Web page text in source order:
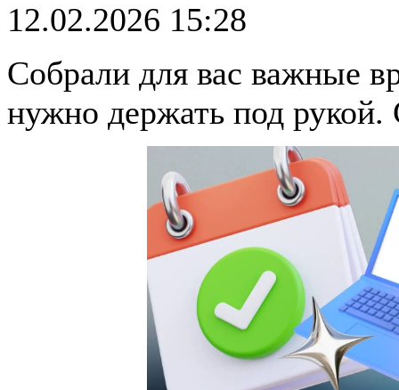
12.02.2026 15:28
Собрали для вас важные
нужно держать под рукой.